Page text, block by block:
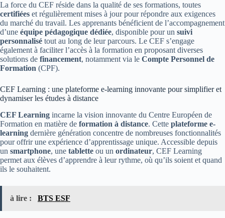
La force du CEF réside dans la qualité de ses formations, toutes
certifiées et régulièrement mises à jour pour répondre aux exigences
du marché du travail. Les apprenants bénéficient de l’accompagnement
d’une équipe pédagogique dédiée, disponible pour un suivi
personnalisé tout au long de leur parcours. Le CEF s’engage
également à faciliter l’accès à la formation en proposant diverses
solutions de financement, notamment via le Compte Personnel de
Formation (CPF).
CEF Learning : une plateforme e-learning innovante pour simplifier et
dynamiser les études à distance
CEF Learning incarne la vision innovante du Centre Européen de
Formation en matière de formation à distance. Cette plateforme e-
learning dernière génération concentre de nombreuses fonctionnalités
pour offrir une expérience d’apprentissage unique. Accessible depuis
un smartphone, une tablette ou un ordinateur, CEF Learning
permet aux élèves d’apprendre à leur rythme, où qu’ils soient et quand
ils le souhaitent.
à lire : BTS ESF